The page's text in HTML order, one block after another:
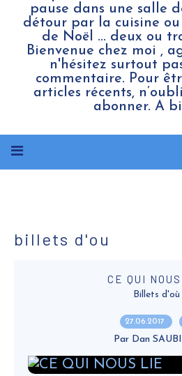
pause dans une salle
détour par la cuisine
de Noël ... deux ou
Bienvenue chez moi ,
n'hésitez surtout
commentaire. Pour
articles récents,
abonner. A
billets d'ou
CE QUI
Billets d'où
27.06.2017
Par Dan